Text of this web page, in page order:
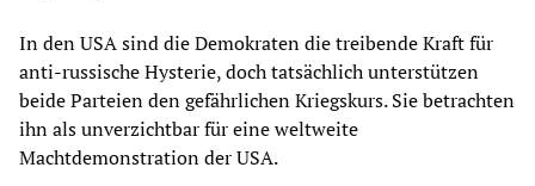
In den USA sind die Demokraten die treibende Kraft für
anti-russische Hysterie, doch tatsächlich unterstützen
beide Parteien den gefährlichen Kriegskurs. Sie betrachten
ihn als unverzichtbar für eine weltweite
Machtdemonstration der USA.